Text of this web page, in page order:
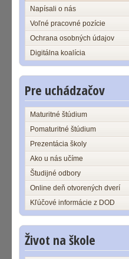
Napísali o nás
Voľné pracovné pozície
Ochrana osobných údajov
Digitálna koalícia
Pre uchádzačov
Maturitné štúdium
Pomaturitné štúdium
Prezentácia školy
Ako u nás učíme
Študijné odbory
Online deň otvorených dverí
Kľúčové informácie z DOD
Život na škole